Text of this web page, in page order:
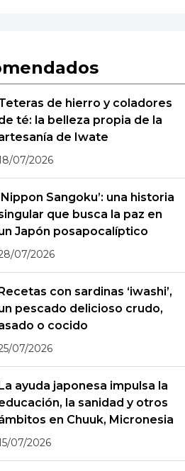
de hierro y coladores
té: la belleza propia de la
de Iwate
07/2026
Sangoku’: una historia
que busca la paz en
Japón posapocalíptico
07/2026
con sardinas ‘iwashi’,
pescado delicioso crudo,
o cocido
07/2026
ayuda japonesa impulsa la
la sanidad y otros
en Chuuk, Micronesia
07/2026